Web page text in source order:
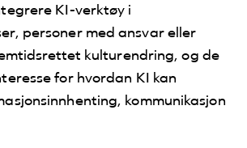
KI-verktøy i
personer med ansvar eller
kulturendring, og de
for hvordan KI kan
kommunikasjon